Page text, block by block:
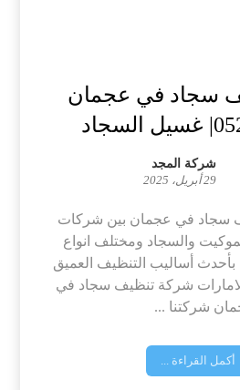
سجاد في عجمان
شركة المجد
29 أبريل، 2025
سجاد في عجمان بين شركات
والسجاد ومختلف انواع
أساليب التنظيف العميق
شركة تنظيف سجاد في
شركتنا ...
أكمل القراءة ...